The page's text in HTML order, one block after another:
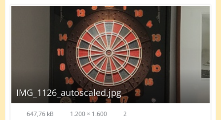
IMG_1126_autoscaled.jpg
647,76 kB 1.200 × 1.600 2